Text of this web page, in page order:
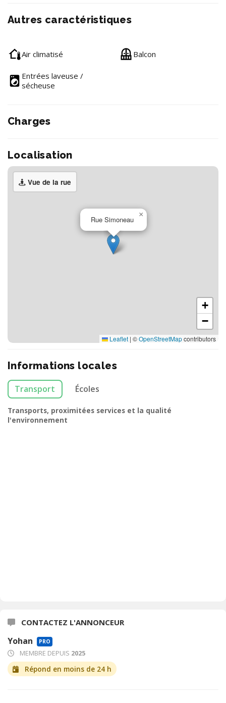
Autres caractéristiques
Air climatisé Balcon
Entrées laveuse /
sécheuse
Charges
Localisation
Vue de la rue
Rue Simoneau
×
+
−
Leaflet | ©OpenStreetMapcontributors
Informations locales
Transport Écoles
Transports, proximitées services et la qualité
l'environnement
CONTACTEZ L'ANNONCEUR
Yohan PRO
MEMBRE DEPUIS 2025
Répond en moins de 24 h